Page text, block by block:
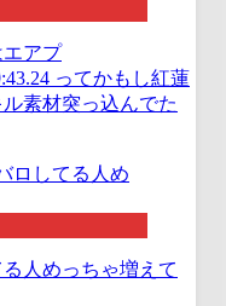
エアプ
ってかもし紅蓮
素材突っ込んでた
人めっちゃ増えて